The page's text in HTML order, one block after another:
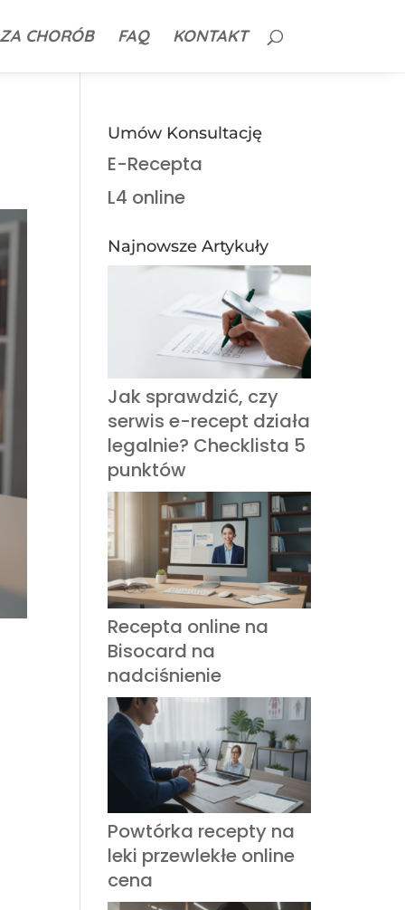
CHORÓB FAQ KONTAKT
Umów Konsultację
E-Recepta
L4 online
Najnowsze Artykuły
Jak sprawdzić, czy
serwis e-recept działa
legalnie? Checklista 5
punktów
Recepta online na
Bisocard na
nadciśnienie
Powtórka recepty na
leki przewlekłe online
cena